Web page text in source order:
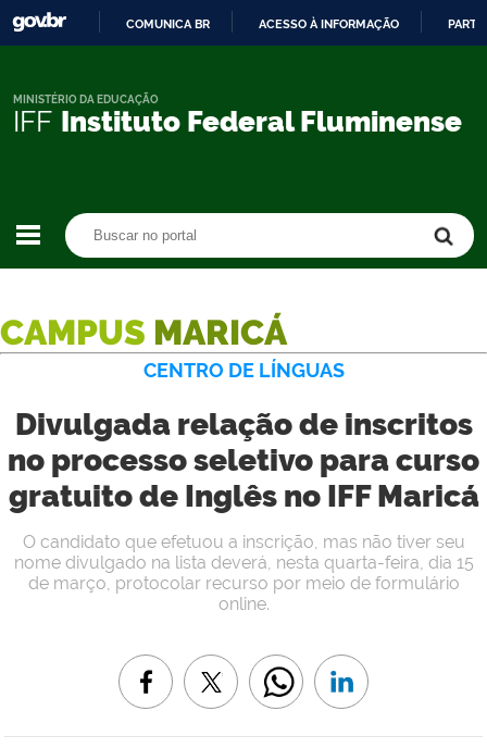
CONTEÚDO
COMUNICA BR ACESSO À INFORMAÇÃO
IFF Instituto Federal Fluminense
MINISTÉRIO DA EDUCAÇÃO
CAMPUS MARICÁ
CENTRO DE LÍNGUAS
Divulgada relação de inscritos
no processo seletivo para curso
gratuito de Inglês no IFF Maricá
O candidato que efetuou a inscrição, mas não tiver seu
nome divulgado na lista deverá, nesta quarta-feira, dia 15
de março, protocolar recurso por meio de formulário
online.